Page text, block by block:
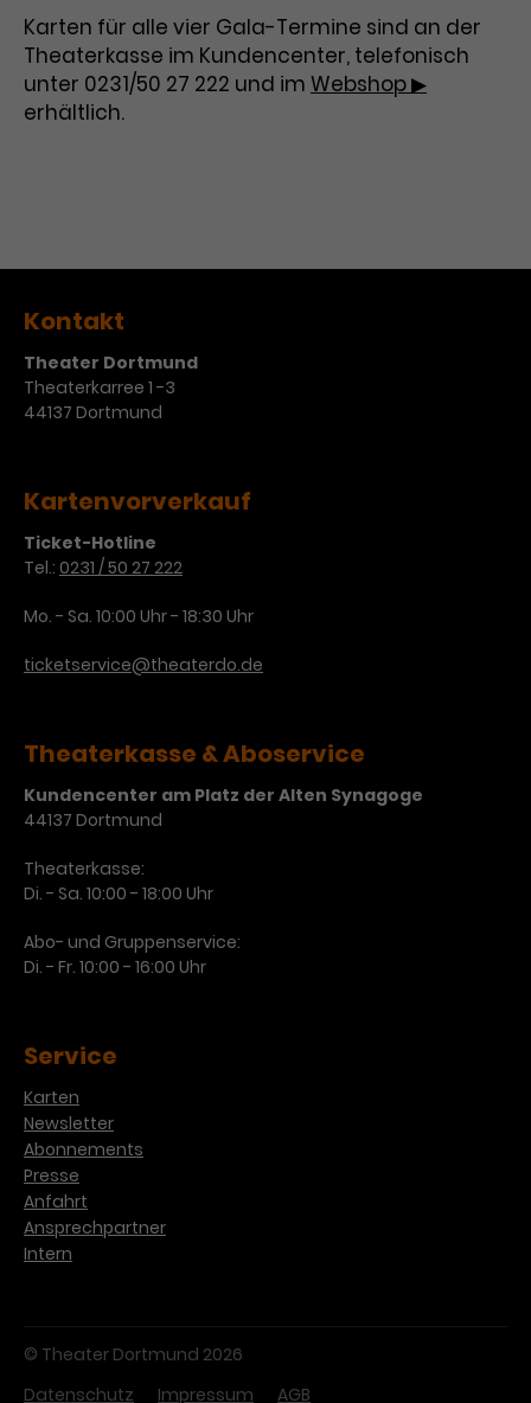
Zweck
pro Minute an Google Analytics
gesendet. Solange es gesetzt ist,
werden bestimmte
Name
Zweck
Dieses Cookie dient der Anzeige
verschiedene Websites hinweg.
Karten für alle vier Gala-Termine sind an der
Theaterkasse im Kundencenter, telefonisch
unter 0231/50 27 222 und im Webshop ▶
erhältlich.
Kontakt
Theater Dortmund
Theaterkarree 1 -3
44137 Dortmund
Kartenvorverkauf
Ticket-Hotline
Tel.: 0231 / 50 27 222
Mo. - Sa. 10:00 Uhr - 18:30 Uhr
ticketservice@theaterdo.de
Theaterkasse & Aboservice
Kundencenter am Platz der Alten Synagoge
44137 Dortmund
Theaterkasse:
Di. - Sa. 10:00 - 18:00 Uhr
Abo- und Gruppenservice:
Di. - Fr. 10:00 - 16:00 Uhr
Service
Karten
Newsletter
Abonnements
Presse
Anfahrt
Ansprechpartner
Intern
© Theater Dortmund 2026
Datenschutz
Impressum AGB